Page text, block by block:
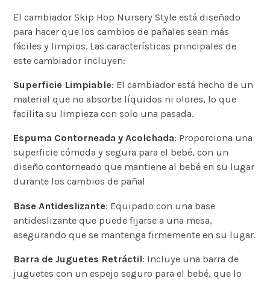
El cambiador Skip Hop Nursery Style está diseñado
para hacer que los cambios de pañales sean más
fáciles y limpios. Las características principales de
este cambiador incluyen:
Superficie Limpiable: El cambiador está hecho de un
material que no absorbe líquidos ni olores, lo que
facilita su limpieza con solo una pasada​.
Espuma Contorneada y Acolchada: Proporciona una
superficie cómoda y segura para el bebé, con un
diseño contorneado que mantiene al bebé en su lugar
durante los cambios de pañal​
Base Antideslizante: Equipado con una base
antideslizante que puede fijarse a una mesa,
asegurando que se mantenga firmemente en su lugar.
Barra de Juguetes Retráctil: Incluye una barra de
juguetes con un espejo seguro para el bebé, que lo